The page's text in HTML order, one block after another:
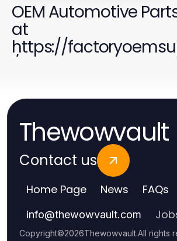
OEM Automotive
at
https://
Thewowvault
Contact us
Home Page News FAQs
info@thewowvault.com
Copyright©2026Thewowvault.All rights